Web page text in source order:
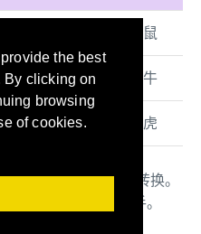
the best
By clicking on
browsing
of cookies.
鼠
557 己丑 牛
556 庚寅 虎
年号的快速搜寻及转换。
填写文件时的好帮手。